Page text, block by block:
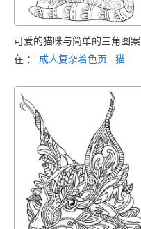
可爱的猫咪与简单的三角图案
在 ： 成人复杂着色页 : 猫